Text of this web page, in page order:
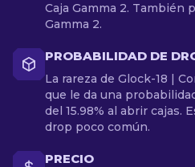
Caja Gamma 2. También
Gamma 2.
PROBABILIDAD DE
La rareza de Glock-18 |
que le da una
del 15.98% al abrir cajas.
drop poco común.
PRECIO